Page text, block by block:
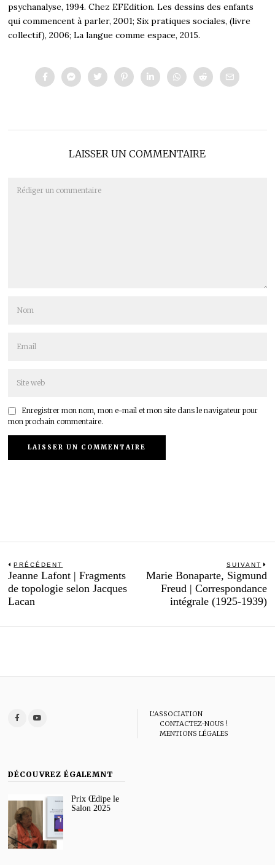
psychanalyse, 1994. Chez EFEdition. Les dessins des enfants
qui commencent à parler, 2001; Six pratiques sociales, (livre
collectif), 2006; La langue comme espace, 2015.
LAISSER UN COMMENTAIRE
Enregistrer mon nom, mon e-mail et mon site dans le navigateur pour
mon prochain commentaire.
Navigation
de
l’article
PRÉCÉDENT
Previous
post:
Jeanne Lafont | Fragments
de topologie selon Jacques
Lacan
SUIVANT
Marie Bonaparte, Sigmund
Freud | Correspondance
intégrale (1925-1939)
L’ASSOCIATION
CONTACTEZ-NOUS !
MENTIONS LÉGALES
DÉCOUVREZ ÉGALEMNT
Prix Œdipe le
Salon 2025